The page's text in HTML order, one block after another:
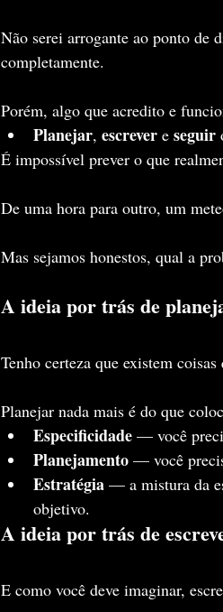
Não serei arrogante ao ponto de
completamente.
Porém, algo que acredito e
Planejar, escrever e seguir
É impossível prever o que
De uma hora para outro, um
Mas sejamos honestos, qual a
A ideia por trás de
Tenho certeza que existem coisas
Planejar nada mais é do que
Especificidade — você
Planejamento — você
Estratégia — a mistura da
objetivo.
A ideia por trás de
E como você deve imaginar,